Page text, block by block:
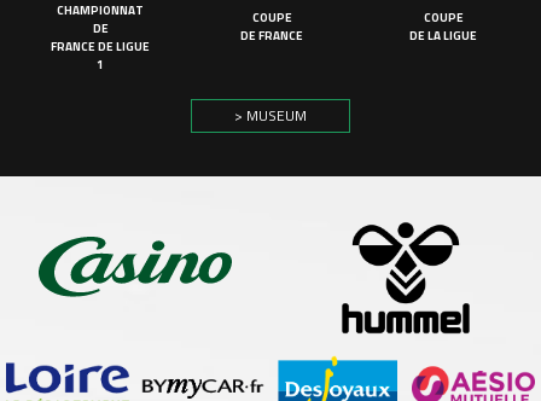
CHAMPIONNAT
DE
FRANCE DE LIGUE
1
COUPE
DE FRANCE
COUPE
DE LA LIGUE
> MUSEUM